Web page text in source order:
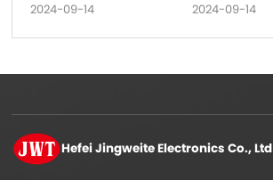
2024-09-14 2024-09-14
Hefei JingweiteElectronics Co., Ltd